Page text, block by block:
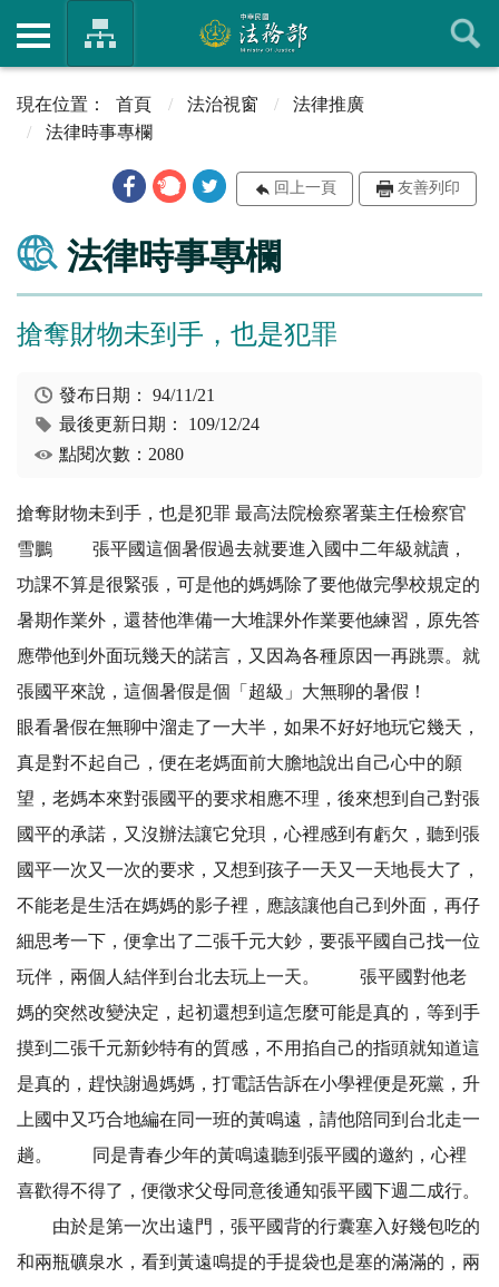
首頁 法治視窗
法律推廣
法律時事專欄
回上一頁 友善列印
法律時事專欄
搶奪財物未到手，也是犯罪
發布日期：94/11/21
最後更新日期： 109/12/24
點閱次數：2080
搶奪財物未到手，也是犯罪 最高法院檢察署葉主任檢察官
雪鵬 張平國這個暑假過去就要進入國中二年級就讀，
功課不算是很緊張，可是他的媽媽除了要他做完學校規定的
暑期作業外，還替他準備一大堆課外作業要他練習，原先答
應帶他到外面玩幾天的諾言，又因為各種原因一再跳票。就
張國平來說，這個暑假是個「超級」大無聊的暑假！
眼看暑假在無聊中溜走了一大半，如果不好好地玩它幾天，
真是對不起自己，便在老媽面前大膽地說出自己心中的願
望，老媽本來對張國平的要求相應不理，後來想到自己對張
國平的承諾，又沒辦法讓它兌珼，心裡感到有虧欠，聽到張
國平一次又一次的要求，又想到孩子一天又一天地長大了，
不能老是生活在媽媽的影子裡，應該讓他自己到外面，再仔
細思考一下，便拿出了二張千元大鈔，要張平國自己找一位
玩伴，兩個人結伴到台北去玩上一天。 張平國對他老
媽的突然改變決定，起初還想到這怎麼可能是真的，等到手
摸到二張千元新鈔特有的質感，不用掐自己的指頭就知道這
是真的，趕快謝過媽媽，打電話告訴在小學裡便是死黨，升
上國中又巧合地編在同一班的黃鳴遠，請他陪同到台北走一
趟。 同是青春少年的黃鳴遠聽到張平國的邀約，心裡
喜歡得不得了，便徵求父母同意後通知張平國下週二成行。
由於是第一次出遠門，張平國背的行囊塞入好幾包吃的
和兩瓶礦泉水，看到黃遠鳴提的手提袋也是塞的滿滿的，兩